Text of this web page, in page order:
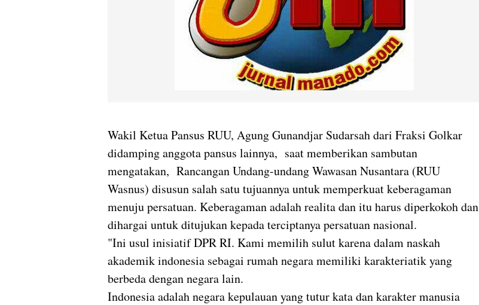
Wakil Ketua Pansus RUU, Agung Gunandjar Sudarsah dari Fraksi Golkar
didamping anggota pansus lainnya, saat memberikan sambutan
mengatakan, Rancangan Undang-undang Wawasan Nusantara (RUU
Wasnus) disusun salah satu tujuannya untuk memperkuat keberagaman
menuju persatuan. Keberagaman adalah realita dan itu harus diperkokoh dan
dihargai untuk ditujukan kepada terciptanya persatuan nasional.
"Ini usul inisiatif DPR RI. Kami memilih sulut karena dalam naskah
akademik indonesia sebagai rumah negara memiliki karakteriatik yang
berbeda dengan negara lain.
Indonesia adalah negara kepulauan yang tutur kata dan karakter manusia